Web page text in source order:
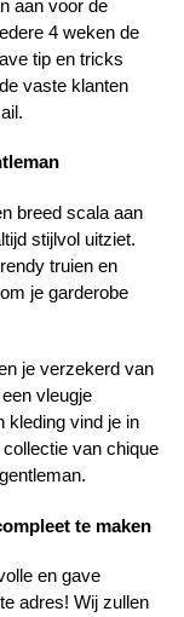
aan voor de
4 weken de
tip en tricks
vaste klanten
breed scala aan
stijlvol uitziet.
truien en
je garderobe
je verzekerd van
vleugje
kleding vind je in
van chique
te maken
en gave
adres! Wij zullen